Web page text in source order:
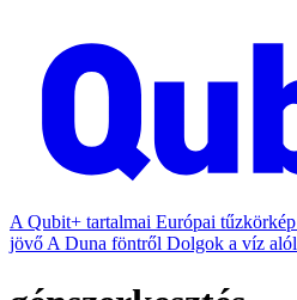
A Qubit+ tartalmai Európai tűzkörkép
jövő A Duna föntről Dolgok a víz alól